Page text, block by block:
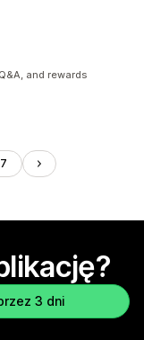
and rewards
3 dni